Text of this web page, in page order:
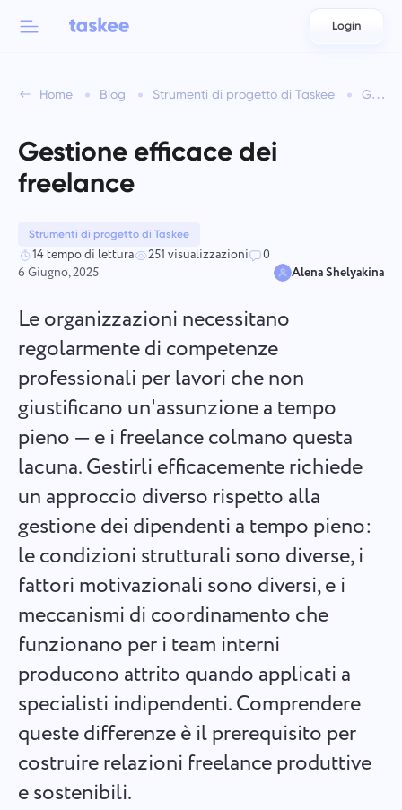
العربية
Azərbaycan
Bahasa Indonesia
Deutsch
English
Español
Français
עברית
हिन्दी
Italiano
中文 (中国)
Kiswahili
Português
Login
Home Blog Strumenti di progetto di Taskee Gestione efficace dei freelance
Gestione efficace dei
freelance
Strumenti di progetto di Taskee
14 tempo di lettura 251 visualizzazioni
0
6 Giugno, 2025
Alena Shelyakina
Le organizzazioni necessitano
regolarmente di competenze
professionali per lavori che non
giustificano un'assunzione a tempo
pieno — e i freelance colmano questa
lacuna. Gestirli efficacemente richiede
un approccio diverso rispetto alla
gestione dei dipendenti a tempo pieno:
le condizioni strutturali sono diverse, i
fattori motivazionali sono diversi, e i
meccanismi di coordinamento che
funzionano per i team interni
producono attrito quando applicati a
specialisti indipendenti. Comprendere
queste differenze è il prerequisito per
costruire relazioni freelance produttive
e sostenibili.
Funzionalità di Taskee
Scopri di più su 7 più funzionalità ispiratrici
Monitora il tempo dedicato ai compiti, osserva i colleghi e
aggiungi manualmente il tempo.
Crea un compito, lavora su di esso con i colleghi e chiudilo
quando è completato.
Rapporti
Distribuisci le risorse utilizzando rapporti sul tempo
dedicato a ciascun progetto.
Bacheca Kanban
Gestisci i compiti sulla bacheca Kanban, filtra i compiti ed
espandi la tua bacheca.
Gestione dei progetti
Gestisci le informazioni del progetto (stati/tag) e l'attività
del team in un unico posto.
Per squadre
Industrie
Tipo di azienda